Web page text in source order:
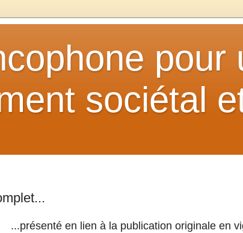
pour
sociétal
...présenté en lien à la publication originale en